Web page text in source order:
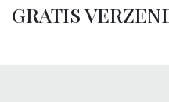
GRATIS